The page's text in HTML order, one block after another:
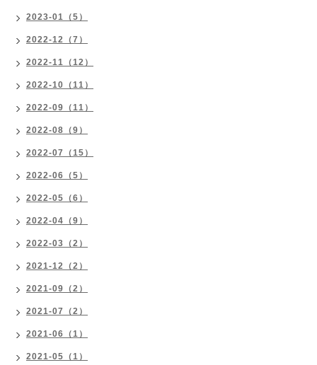
2023-01（5）
2022-12（7）
2022-11（12）
2022-10（11）
2022-09（11）
2022-08（9）
2022-07（15）
2022-06（5）
2022-05（6）
2022-04（9）
2022-03（2）
2021-12（2）
2021-09（2）
2021-07（2）
2021-06（1）
2021-05（1）